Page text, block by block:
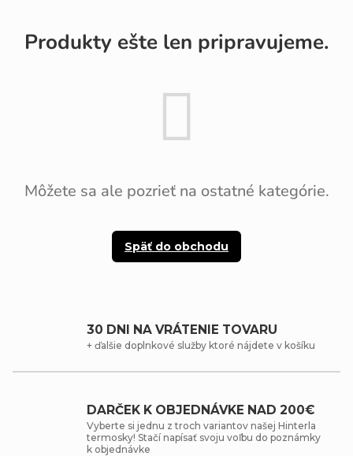
Produkty ešte len pripravujeme.
Môžete sa ale pozrieť na ostatné kategórie.
Späť do obchodu
30 DNI NA VRÁTENIE TOVARU
+ ďalšie doplnkové služby ktoré nájdete v košíku
DARČEK K OBJEDNÁVKE NAD 200€
Vyberte si jednu z troch variantov našej Hinterla
termosky! Stačí napísať svoju voľbu do poznámky
k objednávke